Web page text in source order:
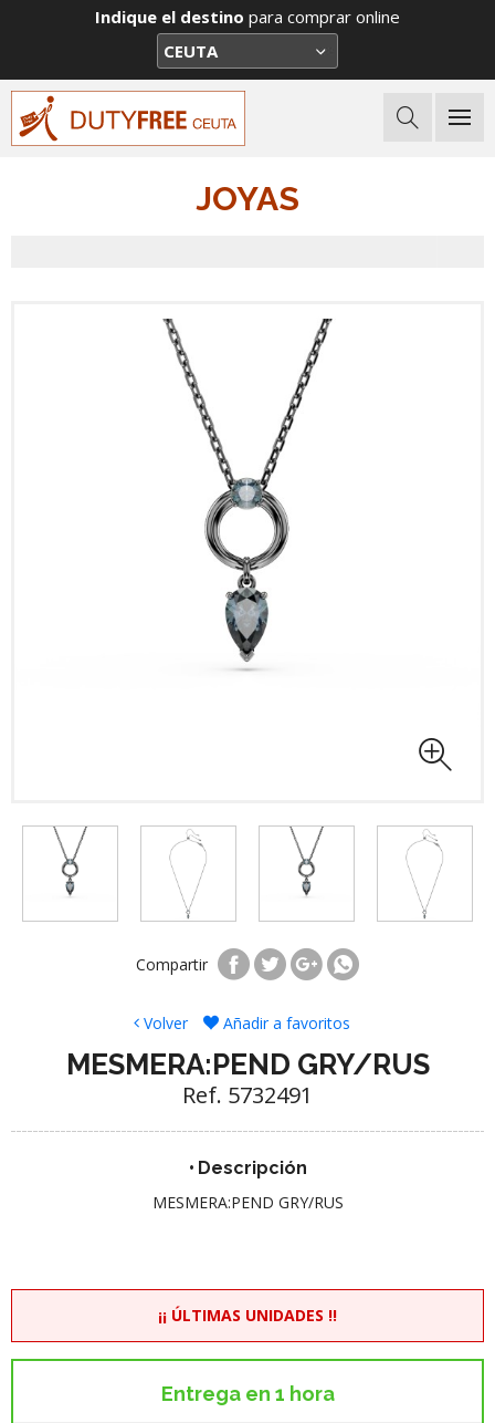
Indique el destino para comprar online
JOYAS
Compartir
Volver Añadir a favoritos
MESMERA:PEND GRY/RUS
Ref. 5732491
Descripción
MESMERA:PEND GRY/RUS
¡¡ ÚLTIMAS UNIDADES !!
Entrega en 1 hora